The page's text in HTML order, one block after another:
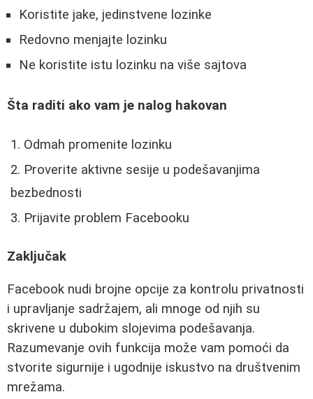
Koristite jake, jedinstvene lozinke
Redovno menjajte lozinku
Ne koristite istu lozinku na više sajtova
Šta raditi ako vam je nalog hakovan
Odmah promenite lozinku
Proverite aktivne sesije u podešavanjima
bezbednosti
Prijavite problem Facebooku
Zaključak
Facebook nudi brojne opcije za kontrolu privatnosti
i upravljanje sadržajem, ali mnoge od njih su
skrivene u dubokim slojevima podešavanja.
Razumevanje ovih funkcija može vam pomoći da
stvorite sigurnije i ugodnije iskustvo na društvenim
mrežama.